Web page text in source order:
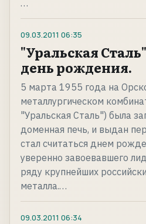
…
09.03.2011 06:35
"Уральская
день рождения.
5 марта 1955 года на
металлургическом
"Уральская Сталь") была
доменная печь, и выдан
стал считаться днем
уверенно завоевавшего
ряду крупнейших
металла.…
09.03.2011 06:34